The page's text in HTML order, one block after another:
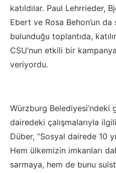
katıldılar. Paul Lehrrieder,
Ebert ve Rosa Behon’un
bulunduğu toplantıda,
CSU’nun etkili bir
veriyordu.
Würzburg Belediyesi’ndeki
dairedeki çalışmalarıyla
Düber, “Sosyal dairede 10
Hem ülkemizin imkanları
sarmaya, hem de bunu